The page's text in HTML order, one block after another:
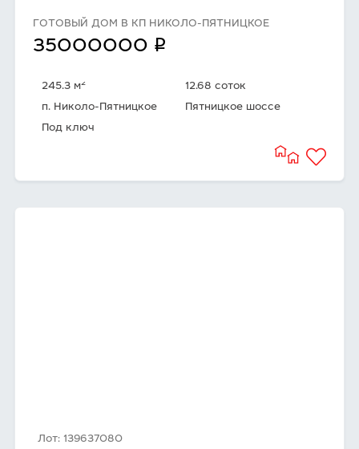
ГОТОВЫЙ ДОМ В КП НИКОЛО-ПЯТНИЦКОЕ
35000000 q
245.3 м2
12.68 соток
п. Николо-Пятницкое
Пятницкое шоссе
Под ключ
Лот: 139637080